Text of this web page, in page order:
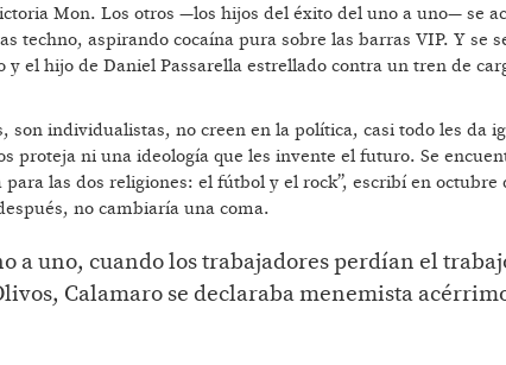
Mon. Los otros —los hijos del éxito del uno a uno— se
techno, aspirando cocaína pura sobre las barras VIP. Y se
el hijo de Daniel Passarella estrellado contra un tren de
son individualistas, no creen en la política, casi todo les da
proteja ni una ideología que les invente el futuro. Se
las dos religiones: el fútbol y el rock”, escribí en octubre
no cambiaría una coma.
a uno, cuando los trabajadores perdían el
Calamaro se declaraba menemista